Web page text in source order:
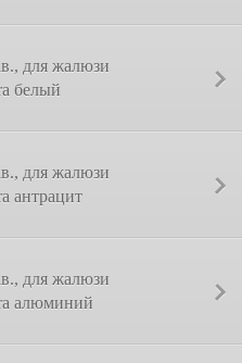
для жалюзи
белый
для жалюзи
антрацит
для жалюзи
алюминий